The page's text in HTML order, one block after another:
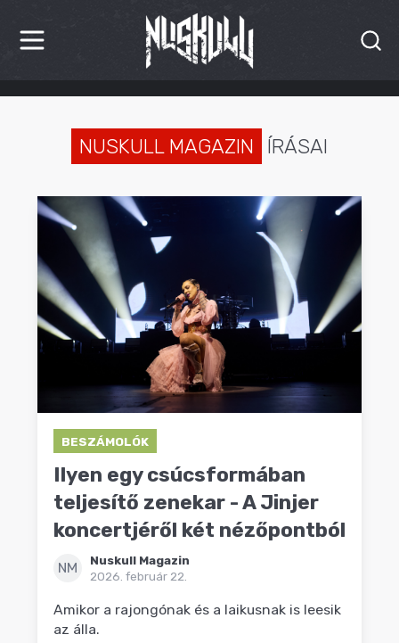
HÍREK
KRITIKÁK
INTERJÚK
PREMIEREK
KULT
MÁSVILÁG
NUSKULL MAGAZIN ÍRÁSAI
BESZÁMOLÓK
Ilyen egy csúcsformában
teljesítő zenekar - A Jinjer
koncertjéről két nézőpontból
NM
Nuskull Magazin
2026. február 22.
Amikor a rajongónak és a laikusnak is leesik
az álla.